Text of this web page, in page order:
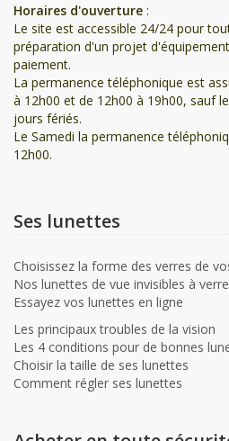
Horaires d'ouverture :
Le site est accessible 24/24 pour
préparation d'un projet
paiement.
La permanence téléphonique est
à 12h00 et de 12h00 à 19h00, sauf
jours fériés.
Le Samedi la permanence
12h00.
Ses lunettes
Choisissez la forme des verres de
Nos lunettes de vue invisibles à
Essayez vos lunettes en ligne
Les principaux troubles de la vision
Les 4 conditions pour de bonnes
Choisir la taille de ses lunettes
Comment régler ses lunettes